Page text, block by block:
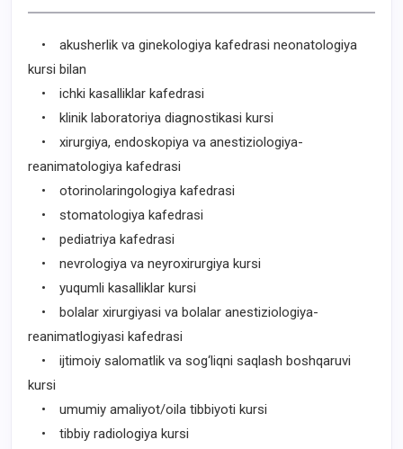
• akusherlik va ginekologiya kafedrasi neonatologiya
kursi bilan
• ichki kasalliklar kafedrasi
• klinik laboratoriya diagnostikasi kursi
• xirurgiya, endoskopiya va anestiziologiya-
reanimatologiya kafedrasi
• otorinolaringologiya kafedrasi
• stomatologiya kafedrasi
• pediatriya kafedrasi
• nevrologiya va neyroxirurgiya kursi
• yuqumli kasalliklar kursi
• bolalar xirurgiyasi va bolalar anestiziologiya-
reanimatlogiyasi kafedrasi
• ijtimoiy salomatlik va sog‘liqni saqlash boshqaruvi
kursi
• umumiy amaliyot/oila tibbiyoti kursi
• tibbiy radiologiya kursi